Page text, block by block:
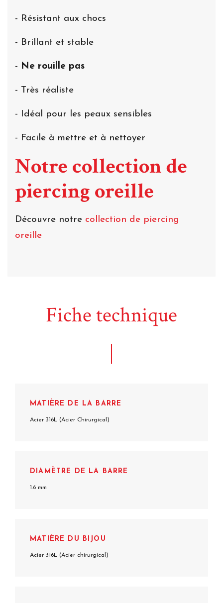
- Résistant aux chocs
- Brillant et stable
- Ne rouille pas
- Très réaliste
- Idéal pour les peaux sensibles
- Facile à mettre et à nettoyer
Notre collection de
piercing oreille
Découvre notre collection de piercing
oreille
Fiche technique
MATIÈRE DE LA BARRE
Acier 316L (Acier Chirurgical)
DIAMÈTRE DE LA BARRE
1.6 mm
MATIÈRE DU BIJOU
Acier 316L (Acier chirurgical)